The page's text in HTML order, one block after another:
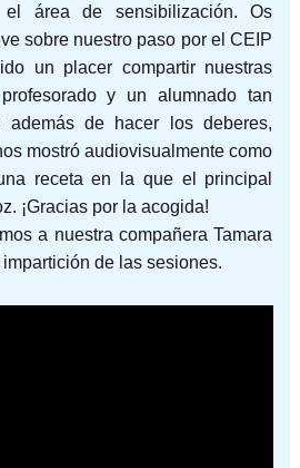
el área de sensibilización. Os
sobre nuestro paso por el CEIP
un placer compartir nuestras
y un alumnado tan
de hacer los deberes,
mostró audiovisualmente como
receta en la que el principal
¡Gracias por la acogida!
a nuestra compañera Tamara
de las sesiones.